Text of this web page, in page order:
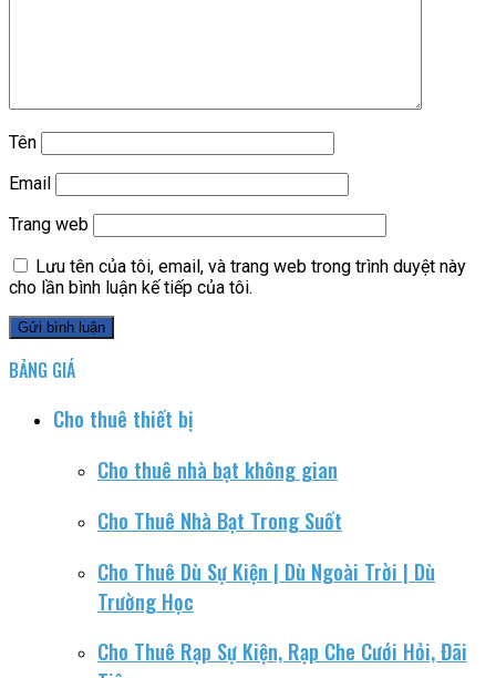
Tên
Email
Trang web
Lưu tên của tôi, email, và trang web trong trình duyệt này
cho lần bình luận kế tiếp của tôi.
BẢNG GIÁ
Cho thuê thiết bị
Cho thuê nhà bạt không gian
Cho Thuê Nhà Bạt Trong Suốt
Cho Thuê Dù Sự Kiện | Dù Ngoài Trời | Dù
Trường Học
Cho Thuê Rạp Sự Kiện, Rạp Che Cưới Hỏi, Đãi